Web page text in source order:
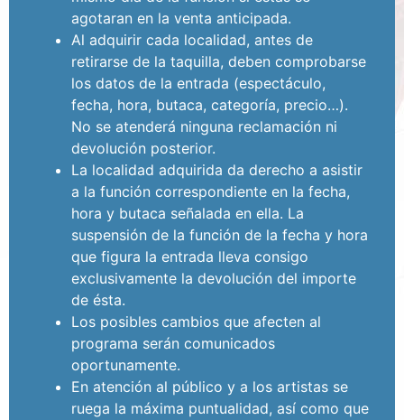
agotaran en la venta anticipada.
Al adquirir cada localidad, antes de
retirarse de la taquilla, deben comprobarse
los datos de la entrada (espectáculo,
fecha, hora, butaca, categoría, precio…).
No se atenderá ninguna reclamación ni
devolución posterior.
La localidad adquirida da derecho a asistir
a la función correspondiente en la fecha,
hora y butaca señalada en ella. La
suspensión de la función de la fecha y hora
que figura la entrada lleva consigo
exclusivamente la devolución del importe
de ésta.
Los posibles cambios que afecten al
programa serán comunicados
oportunamente.
En atención al público y a los artistas se
ruega la máxima puntualidad, así como que